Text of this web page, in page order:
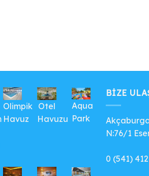
Olimpik
Havuz
Otel
Havuzu
Aqua
Park
BIZE
N:76/1
0 (541)